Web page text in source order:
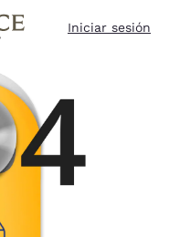
Iniciar sesión